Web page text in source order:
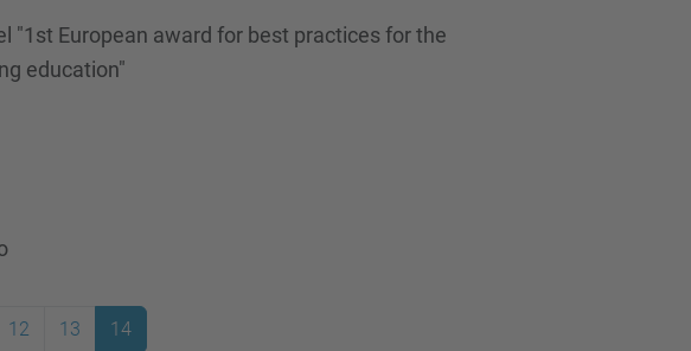
"1st European award for best practices for the
education"
12 13 14